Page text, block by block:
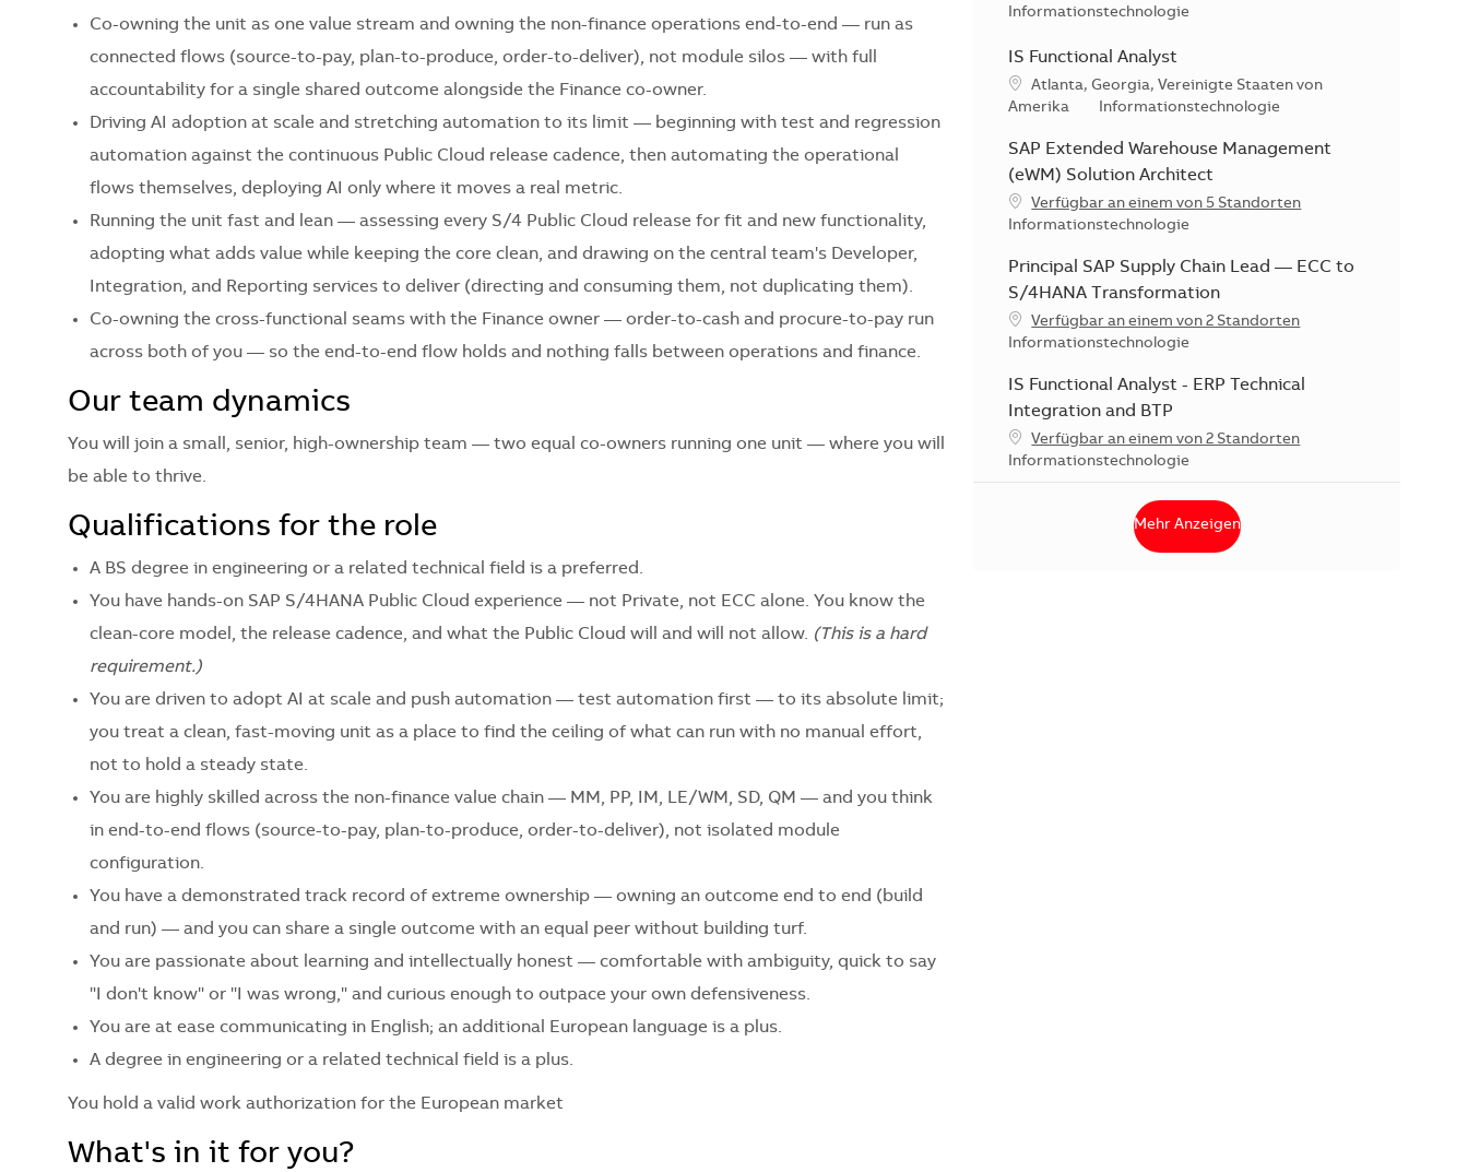
Co-owning the unit as one value stream and owning the non-finance operations end-to-end — run as
connected flows (source-to-pay, plan-to-produce, order-to-deliver), not module silos — with full
accountability for a single shared outcome alongside the Finance co-owner.
Driving AI adoption at scale and stretching automation to its limit — beginning with test and regression
automation against the continuous Public Cloud release cadence, then automating the operational
flows themselves, deploying AI only where it moves a real metric.
Running the unit fast and lean — assessing every S/4 Public Cloud release for fit and new functionality,
adopting what adds value while keeping the core clean, and drawing on the central team's Developer,
Integration, and Reporting services to deliver (directing and consuming them, not duplicating them).
Co-owning the cross-functional seams with the Finance owner — order-to-cash and procure-to-pay run
across both of you — so the end-to-end flow holds and nothing falls between operations and finance.
Our team dynamics
You will join a small, senior, high-ownership team — two equal co-owners running one unit — where you will
be able to thrive.
Qualifications for the role
A BS degree in engineering or a related technical field is a preferred.
You have hands-on SAP S/4HANA Public Cloud experience — not Private, not ECC alone. You know the
clean-core model, the release cadence, and what the Public Cloud will and will not allow. (This is a hard
requirement.)
You are driven to adopt AI at scale and push automation — test automation first — to its absolute limit;
you treat a clean, fast-moving unit as a place to find the ceiling of what can run with no manual effort,
not to hold a steady state.
You are highly skilled across the non-finance value chain — MM, PP, IM, LE/WM, SD, QM — and you think
in end-to-end flows (source-to-pay, plan-to-produce, order-to-deliver), not isolated module
configuration.
You have a demonstrated track record of extreme ownership — owning an outcome end to end (build
and run) — and you can share a single outcome with an equal peer without building turf.
You are passionate about learning and intellectually honest — comfortable with ambiguity, quick to say
"I don't know" or "I was wrong," and curious enough to outpace your own defensiveness.
You are at ease communicating in English; an additional European language is a plus.
A degree in engineering or a related technical field is a plus.
You hold a valid work authorization for the European market
What's in it for you?
Kategorie
Informationstechnologie
IS Functional Analyst
Standort
Atlanta, Georgia, Vereinigte Staaten von
Amerika
Kategorie
Informationstechnologie
SAP Extended Warehouse Management
(eWM) Solution Architect
Verfügbar an einem von 5 Standorten
Kategorie
Informationstechnologie
Principal SAP Supply Chain Lead — ECC to
S/4HANA Transformation
Verfügbar an einem von 2 Standorten
Kategorie
Informationstechnologie
IS Functional Analyst - ERP Technical
Integration and BTP
Verfügbar an einem von 2 Standorten
Kategorie
Informationstechnologie
Mehr Anzeigen